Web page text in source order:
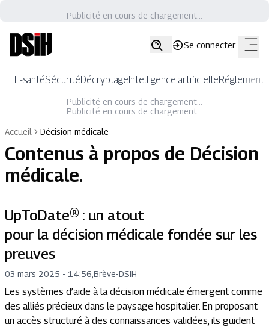
Publicité en cours de chargement...
Se connecter
E-santéSécuritéDécryptageIntelligence artificielle
Publicité en cours de chargement...
Publicité en cours de chargement...
Accueil
Décision médicale
Contenus à propos de Décision
médicale.
UpToDate® : un atout
pour la décision médicale fondée sur les
preuves
03 mars 2025 - 14:56 Brève-DSIH
Les systèmes d’aide à la décision médicale émergent comme
des alliés précieux dans le paysage hospitalier. En proposant
un accès structuré à des connaissances validées, ils guident